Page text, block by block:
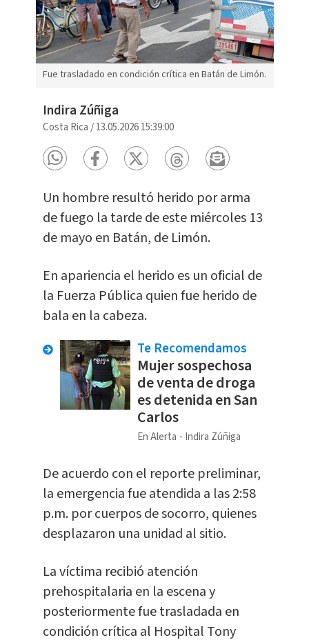
Fue trasladado en condición crítica en Batán de Limón.
Indira Zúñiga
Costa Rica /13.05.2026 15:39:00
Un hombre resultó herido por arma
de fuego la tarde de este miércoles 13
de mayo en Batán, de Limón.
En apariencia el herido es un oficial de
la Fuerza Pública quien fue herido de
bala en la cabeza.
Te Recomendamos
Mujer sospechosa
de venta de droga
es detenida en San
Carlos
En Alerta Indira Zúñiga
De acuerdo con el reporte preliminar,
la emergencia fue atendida a las 2:58
p.m. por cuerpos de socorro, quienes
desplazaron una unidad al sitio.
La víctima recibió atención
prehospitalaria en la escena y
posteriormente fue trasladada en
condición crítica al Hospital Tony